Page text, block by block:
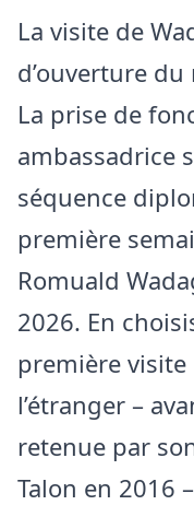
La visite de
d’ouverture
La prise de
ambassadrice
séquence
première
Romuald
2026. En
première
l’étranger –
retenue par
Talon en 2016